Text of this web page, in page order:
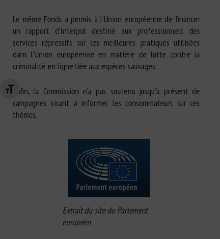
Changer la taille de la police
Le même Fonds a permis à l’Union européenne de financer
un rapport d’Interpol destiné aux professionnels des
services répressifs sur les meilleures pratiques utilisées
dans l’Union européenne en matière de lutte contre la
criminalité en ligne liée aux espèces sauvages.
Enfin, la Commission n’a pas soutenu jusqu’à présent de
campagnes visant à informer les consommateurs sur ces
thèmes.
Extrait du site du Parlement
européen